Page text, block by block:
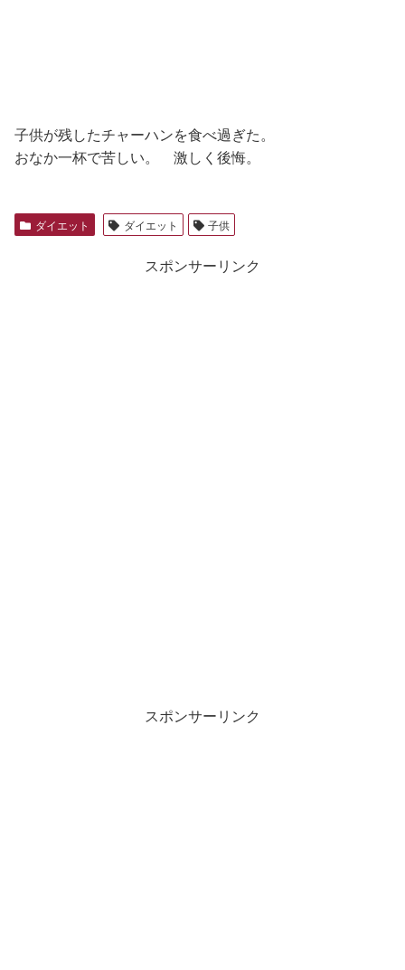
子供が残したチャーハンを食べ過ぎた。
おなか一杯で苦しい。 激しく後悔。
ダイエット ダイエット 子供
スポンサーリンク
スポンサーリンク